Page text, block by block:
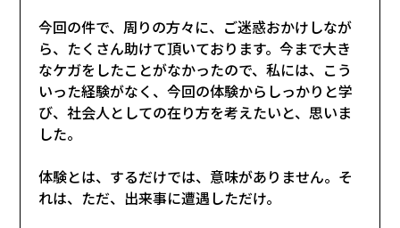
今回の件で、周りの方々に、ご迷惑おかけしなが
ら、たくさん助けて頂いております。今まで大き
なケガをしたことがなかったので、私には、こう
いった経験がなく、今回の体験からしっかりと学
び、社会人としての在り方を考えたいと、思いま
した。
体験とは、するだけでは、意味がありません。そ
れは、ただ、出来事に遭遇しただけ。